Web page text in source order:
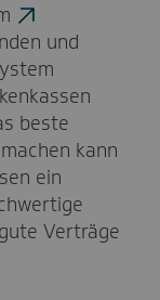
und
beste
kann
ein
Verträge